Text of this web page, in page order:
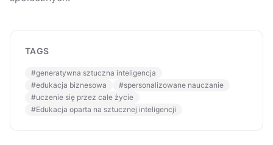
TAGS
#generatywna sztuczna inteligencja
#edukacja biznesowa #spersonalizowane nauczanie
#uczenie się przez całe życie
#Edukacja oparta na sztucznej inteligencji